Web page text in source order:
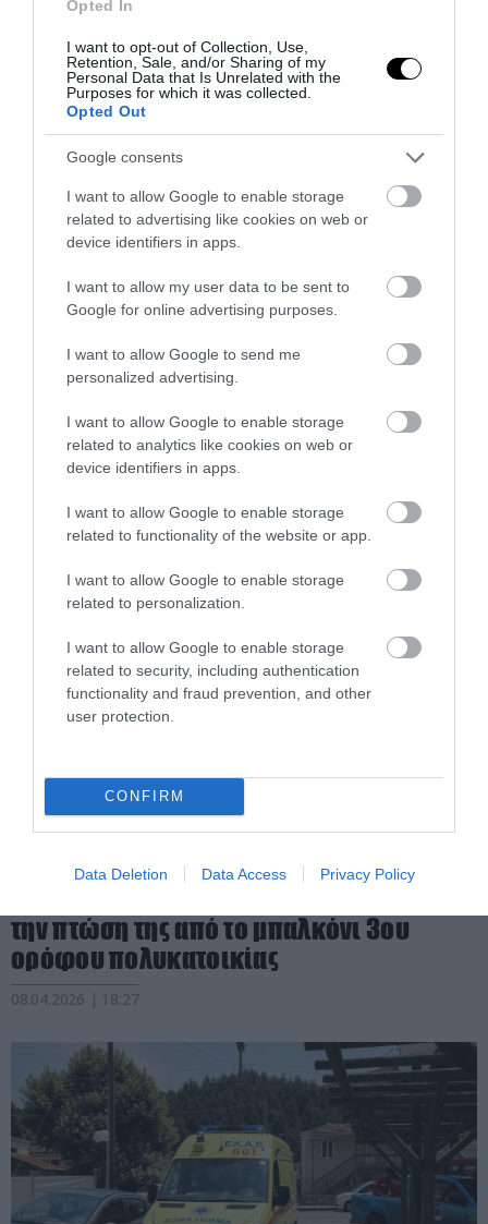
Opted In
I want to opt-out of Collection, Use,
Retention, Sale, and/or Sharing of my
Personal Data that Is Unrelated with the
Purposes for which it was collected.
Opted Out
Google consents
I want to allow Google to enable storage
related to advertising like cookies on web or
device identifiers in apps.
I want to allow my user data to be sent to
Google for online advertising purposes.
I want to allow Google to send me
personalized advertising.
I want to allow Google to enable storage
related to analytics like cookies on web or
device identifiers in apps.
I want to allow Google to enable storage
related to functionality of the website or app.
I want to allow Google to enable storage
related to personalization.
I want to allow Google to enable storage
related to security, including authentication
functionality and fraud prevention, and other
user protection.
CONFIRM
Data Deletion Data Access Privacy Policy
17.04.2026 | 09:29
Κίνα: Γυναίκα βγήκε στο μπαλκόνι και
πέταξε 162.000 δολάρια! – Δείτε για
15.04.2026 | 23:07
ΕΣΩΤΕΡΙΚΗ ΑΣΦΑΛΕΙΑ
την πτώση της από το μπαλκόνι 3ου
ορόφου πολυκατοικίας
08.04.2026 | 18:27